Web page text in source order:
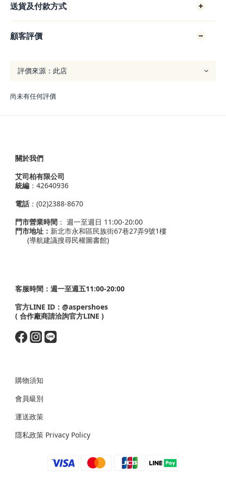
送貨及付款方式
顧客評價
尚未有任何評價
關於我們
艾司柏有限公司
統編 ：42640936
電話：(02)2388-8670
門市營業時間 ： 週一至週日 11:00-20:00
門市地址： 新北市永和區民族街67巷27弄9號1樓
(導航建議搜尋民權圖書館)
客服時間：週一至週五11:00-20:00
官方LINE ID： @aspershoes
( 合作廠商請洽詢官方LINE )
購物須知
會員級別
運送政策
隱私政策 Privacy Policy